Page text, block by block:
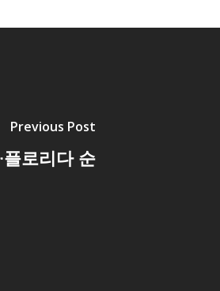
Previous Post
로리다 순